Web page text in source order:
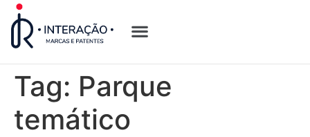
Tag: Parque
temático